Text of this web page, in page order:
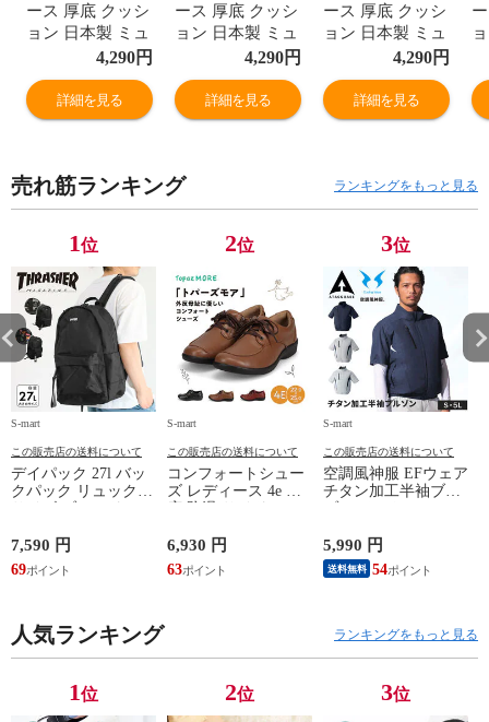
ース 厚底 クッシ
ョン 日本製 ミュ
ール サンダル レ
ディース つっか
け 厚底サンダル
オフィスサンダ
ンフォート ヒー
ル ストラップ 美
アイボリー ライ
トオーク 92150
partir d'abord 送
料無料
4,290円
詳細を見る
ース 厚底 クッシ
ョン 日本製 ミュ
ール サンダル レ
ディース つっか
け 厚底サンダル
オフィスサンダ
ンフォート ヒー
ル ストラップ 美
アイボリー ライ
トオーク 92150
partir d'abord 送
料無料
4,290円
詳細を見る
ース 厚底 クッシ
ョン 日本製 ミュ
ール サンダル レ
ディース つっか
け 厚底サンダル
オフィスサンダ
ンフォート ヒー
ル ストラップ 美
アイボリー ライ
トオーク 92150
partir d'abord 送
料無料
4,290円
詳細を見る
売れ筋ランキング ランキングをもっと見る
1位
S-mart
この販売店の送料について
デイパック 27l バッ
クパック リュック
鞄 機内持ち込み 夏
スラッシャー
THRASHER r1929
7,590 円
69
2位
S-mart
この販売店の送料について
コンフォートシュー
ズ レディース 4e 幅
シューズ 黒 トパー
ズ モア 靴 カジュア
ルシューズ 外反母趾
TOPAZ 1410
6,930 円
63
3位
S-mart
この販売店の送料について
空調風神服 EFウェア
チタン加工半袖ブル
ジャケット 遮熱 作
業服 作業着 上着 ア
タックベース KF100
5,990 円
送料無料 54
人気ランキング ランキングをもっと見る
1位 2位 3位